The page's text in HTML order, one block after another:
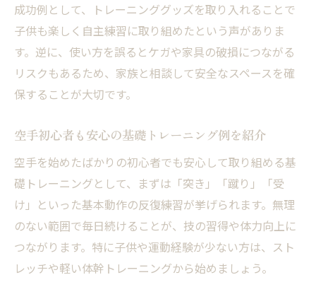
成功例として、トレーニンググッズを取り入れることで
子供も楽しく自主練習に取り組めたという声がありま
す。逆に、使い方を誤るとケガや家具の破損につながる
リスクもあるため、家族と相談して安全なスペースを確
保することが大切です。
空手初心者も安心の基礎トレーニング例を紹介
空手を始めたばかりの初心者でも安心して取り組める基
礎トレーニングとして、まずは「突き」「蹴り」「受
け」といった基本動作の反復練習が挙げられます。無理
のない範囲で毎日続けることが、技の習得や体力向上に
つながります。特に子供や運動経験が少ない方は、スト
レッチや軽い体幹トレーニングから始めましょう。